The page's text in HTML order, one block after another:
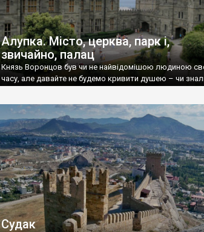
Алупка. Місто, церква, парк і,
звичайно, палац
Князь Воронцов був чи не найвідомішою людиною
часу, але давайте не будемо кривити душею – чи
Судак